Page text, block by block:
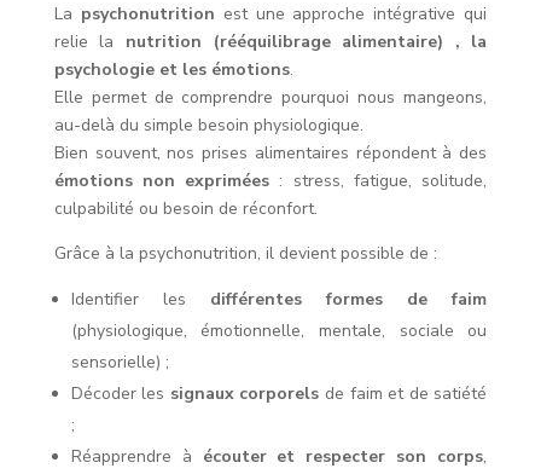
La psychonutrition est une approche intégrative qui
relie la nutrition (rééquilibrage alimentaire) , la
psychologie et les émotions.
Elle permet de comprendre pourquoi nous mangeons,
au-delà du simple besoin physiologique.
Bien souvent, nos prises alimentaires répondent à des
émotions non exprimées : stress, fatigue, solitude,
culpabilité ou besoin de réconfort.
Grâce à la psychonutrition, il devient possible de :
Identifier les différentes formes de faim
(physiologique, émotionnelle, mentale, sociale ou
sensorielle) ;
Décoder les signaux corporels de faim et de satiété
;
Réapprendre à écouter et respecter son corps,